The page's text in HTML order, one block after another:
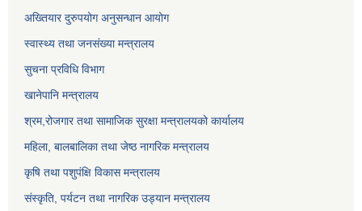
अख्तियार दुरुपयोग अनुसन्धान आयोग
स्वास्थ्य तथा जनसंख्या मन्त्रालय
सुचना प्रविधि विभाग
खानेपानि मन्त्रालय
श्रम,रोजगार तथा सामाजिक सुरक्षा मन्त्रालयको कार्यालय
महिला, बालबालिका तथा जेष्ठ नागरिक मन्त्रालय
कृषि तथा पशुपंक्षि विकास मन्त्रालय
संस्कृति, पर्यटन तथा नागरिक उड्‍यान मन्त्रालय